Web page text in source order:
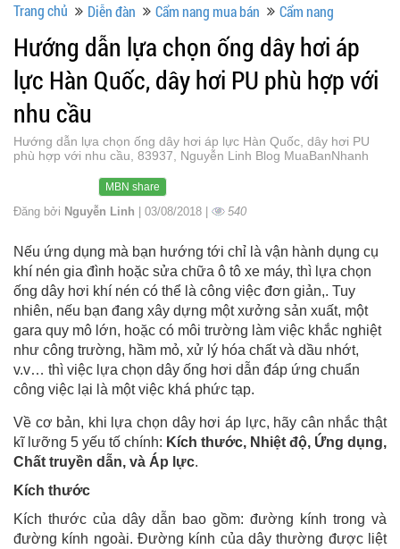
Trang chủ Diễn đàn Cẩm nang mua bán Cẩm nang
Hướng dẫn lựa chọn ống dây hơi áp
lực Hàn Quốc, dây hơi PU phù hợp với
nhu cầu
Hướng dẫn lựa chọn ống dây hơi áp lực Hàn Quốc, dây hơi PU
phù hợp với nhu cầu, 83937, Nguyễn Linh Blog MuaBanNhanh
MBN share
Đăng bởi Nguyễn Linh | 03/08/2018 | 540
Nếu ứng dụng mà bạn hướng tới chỉ là vận hành dụng cụ
khí nén gia đình hoặc sửa chữa ô tô xe máy, thì lựa chọn
ống dây hơi khí nén có thể là công việc đơn giản,. Tuy
nhiên, nếu bạn đang xây dựng một xưởng sản xuất, một
gara quy mô lớn, hoặc có môi trường làm việc khắc nghiệt
như công trường, hầm mỏ, xử lý hóa chất và dầu nhớt,
v.v… thì việc lựa chọn dây ống hơi dẫn đáp ứng chuẩn
công việc lại là một việc khá phức tạp.
Về cơ bản, khi lựa chọn dây hơi áp lực, hãy cân nhắc thật
kĩ lưỡng 5 yếu tố chính: Kích thước, Nhiệt độ, Ứng dụng,
Chất truyền dẫn, và Áp lực.
Kích thước
Kích thước của dây dẫn bao gồm: đường kính trong và
đường kính ngoài. Đường kính của dây thường được liệt